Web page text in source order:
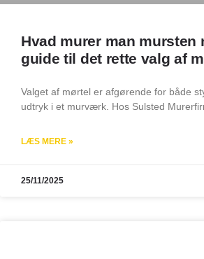
Hvad murer man mursten
guide til det rette valg af
Valget af mørtel er afgørende for både
udtryk i et murværk. Hos Sulsted
LÆS MERE »
25/11/2025